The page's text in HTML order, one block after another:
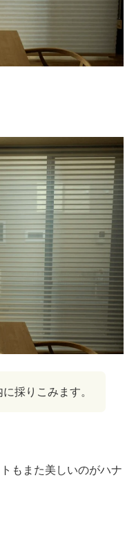
採りこみます。
もまた美しいのがハナ